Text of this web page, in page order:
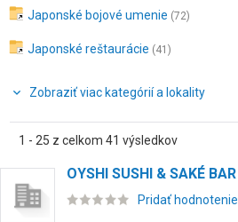
Japonské bojové umenie (72)
Japonské reštaurácie (41)
Zobraziť viac kategórií a lokality
1 - 25 z celkom 41 výsledkov
OYSHI SUSHI & SAKÉ BAR
Pridať hodnotenie